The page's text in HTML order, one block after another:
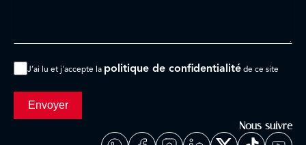
J’ai lu et j'accepte la politique de confidentialité de ce site
Envoyer
Nous suivre